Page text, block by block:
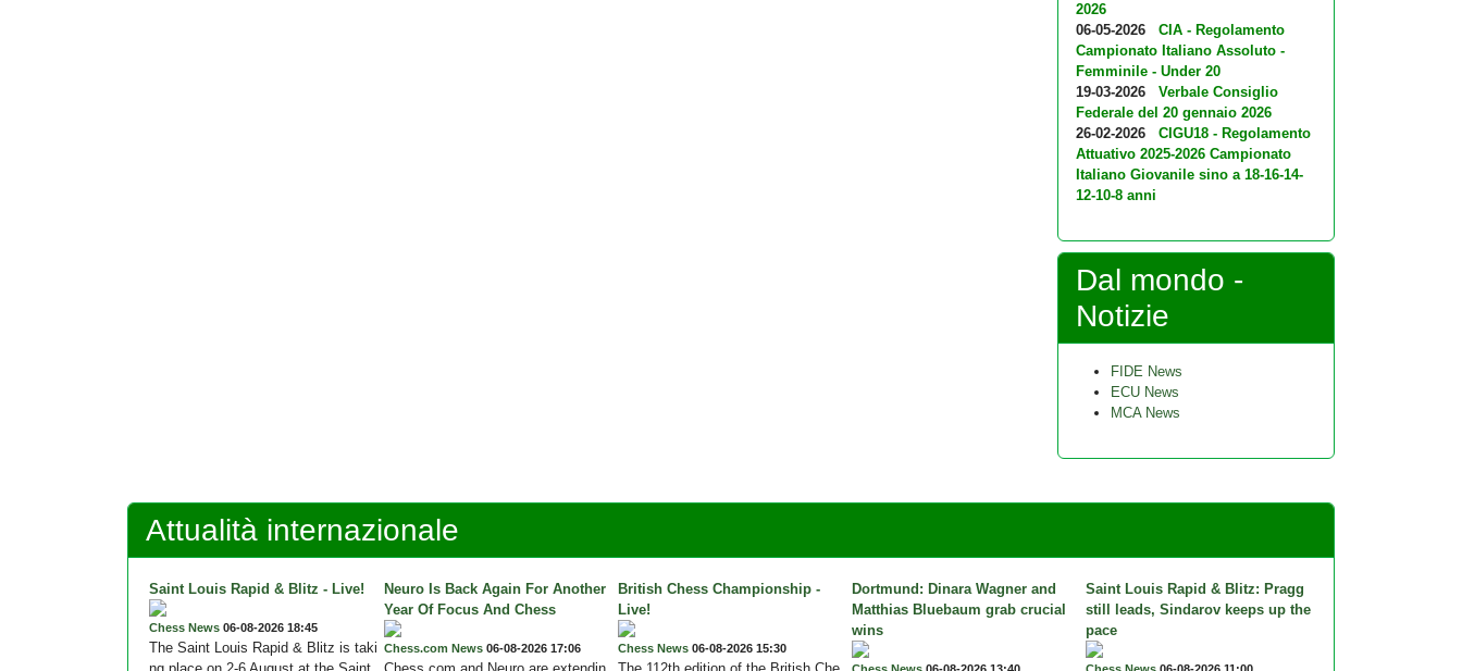
2026
06-05-2026
CIA - Regolamento
Campionato Italiano Assoluto -
Femminile - Under 20
19-03-2026
Verbale Consiglio
Federale del 20 gennaio 2026
26-02-2026
CIGU18 - Regolamento
Attuativo 2025-2026 Campionato
Italiano Giovanile sino a 18-16-14-
12-10-8 anni
Dal mondo -
Notizie
FIDE News
ECU News
MCA News
Attualità internazionale
Saint Louis Rapid & Blitz - Live!
Chess News 06-08-2026 18:45
The Saint Louis Rapid & Blitz is taki
Neuro Is Back Again For Another
Year Of Focus And Chess
Chess.com News 06-08-2026 17:06
British Chess Championship -
Live!
Chess News 06-08-2026 15:30
Dortmund: Dinara Wagner and
Matthias Bluebaum grab crucial
wins
Saint Louis Rapid & Blitz: Pragg
still leads, Sindarov keeps up the
pace